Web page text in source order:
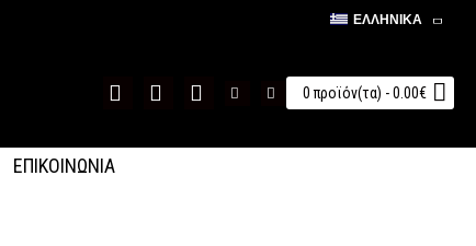
ΕΛΛΗΝΙΚΆ
0 προϊόν(τα) - 0.00€
ΕΠΙΚΟΙΝΩΝΙΑ